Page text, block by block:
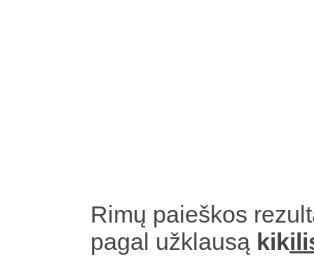
Rimų paieškos
pagal užklausą kik